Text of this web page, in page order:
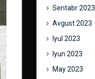
Sentabr 2023
Avgust 2023
Iyul 2023
Iyun 2023
May 2023